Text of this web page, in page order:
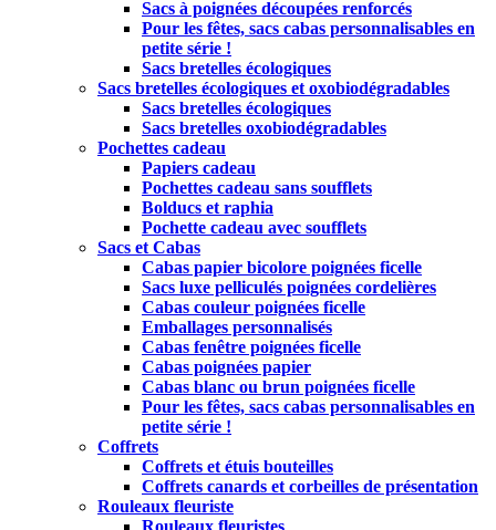
Sacs à poignées découpées renforcés
Pour les fêtes, sacs cabas personnalisables en
petite série !
Sacs bretelles écologiques
Sacs bretelles écologiques et oxobiodégradables
Sacs bretelles écologiques
Sacs bretelles oxobiodégradables
Pochettes cadeau
Papiers cadeau
Pochettes cadeau sans soufflets
Bolducs et raphia
Pochette cadeau avec soufflets
Sacs et Cabas
Cabas papier bicolore poignées ficelle
Sacs luxe pelliculés poignées cordelières
Cabas couleur poignées ficelle
Emballages personnalisés
Cabas fenêtre poignées ficelle
Cabas poignées papier
Cabas blanc ou brun poignées ficelle
Pour les fêtes, sacs cabas personnalisables en
petite série !
Coffrets
Coffrets et étuis bouteilles
Coffrets canards et corbeilles de présentation
Rouleaux fleuriste
Rouleaux fleuristes